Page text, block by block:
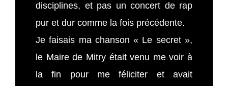
disciplines, et pas un concert de rap
pur et dur comme la fois précédente.
Je faisais ma chanson « Le secret »,
le Maire de Mitry était venu me voir à
la fin pour me féliciter et avait